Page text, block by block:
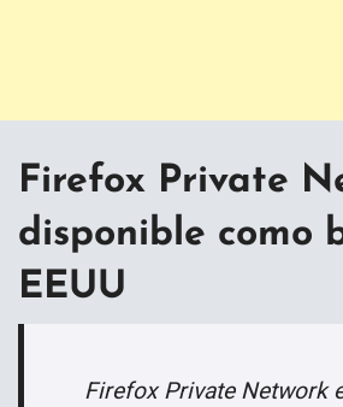
Firefox Private
disponible como
EEUU
Firefox Private Network